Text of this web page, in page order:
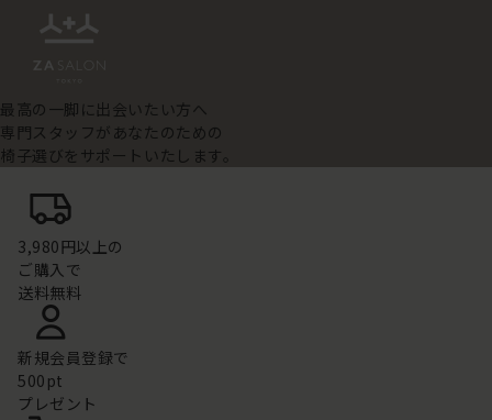
最高の一脚に出会いたい方へ
専門スタッフがあなたのための
椅子選びをサポートいたします。
3,980円以上の
ご購入で
送料無料
新規会員登録で
500pt
プレゼント